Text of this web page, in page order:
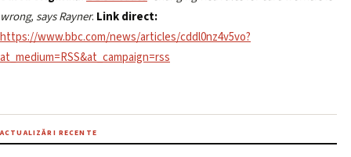
wrong, says Rayner. Link direct:
https://www.bbc.com/news/articles/cddl0nz4v5vo?
at_medium=RSS&at_campaign=rss
ACTUALIZĂRI RECENTE